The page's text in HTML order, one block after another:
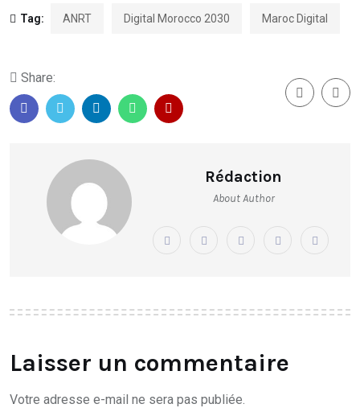
Tag: ANRT Digital Morocco 2030 Maroc Digital
Share:
Rédaction
About Author
Laisser un commentaire
Votre adresse e-mail ne sera pas publiée.